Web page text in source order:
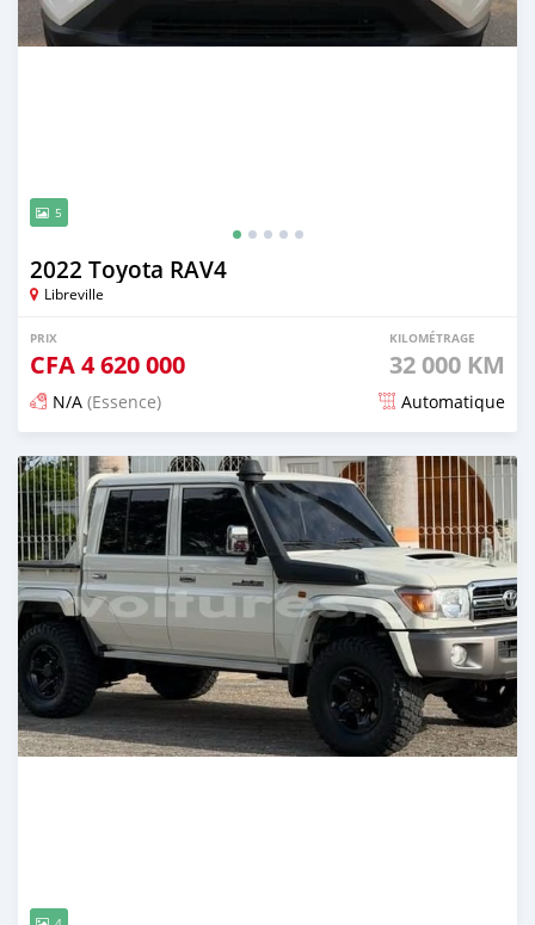
5
2022 Toyota RAV4
Libreville
PRIX
CFA4 620 000
KILOMÉTRAGE
32 000 KM
N/A (Essence) Automatique
Publié il y a 14 jours